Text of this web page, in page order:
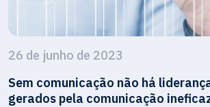
26 de junho de 2023
Sem comunicação não há
gerados pela comunicação